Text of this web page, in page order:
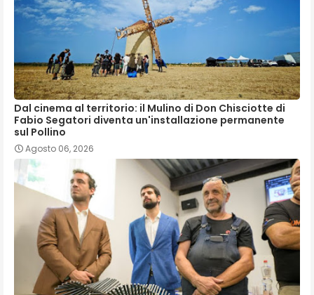
Dal cinema al territorio: il Mulino di Don Chisciotte di
Fabio Segatori diventa un'installazione permanente
sul Pollino
Agosto 06, 2026